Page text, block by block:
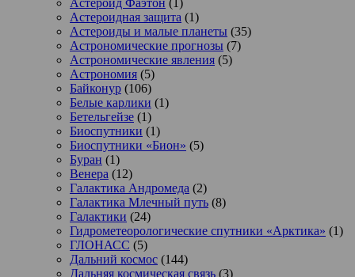
Астероид Фаэтон (1)
Астероидная защита (1)
Астероиды и малые планеты (35)
Астрономические прогнозы (7)
Астрономические явления (5)
Астрономия (5)
Байконур (106)
Белые карлики (1)
Бетельгейзе (1)
Биоспутники (1)
Биоспутники «Бион» (5)
Буран (1)
Венера (12)
Галактика Андромеда (2)
Галактика Млечный путь (8)
Галактики (24)
Гидрометеорологические спутники «Арктика» (1)
ГЛОНАСС (5)
Дальний космос (144)
Дальняя космическая связь (3)